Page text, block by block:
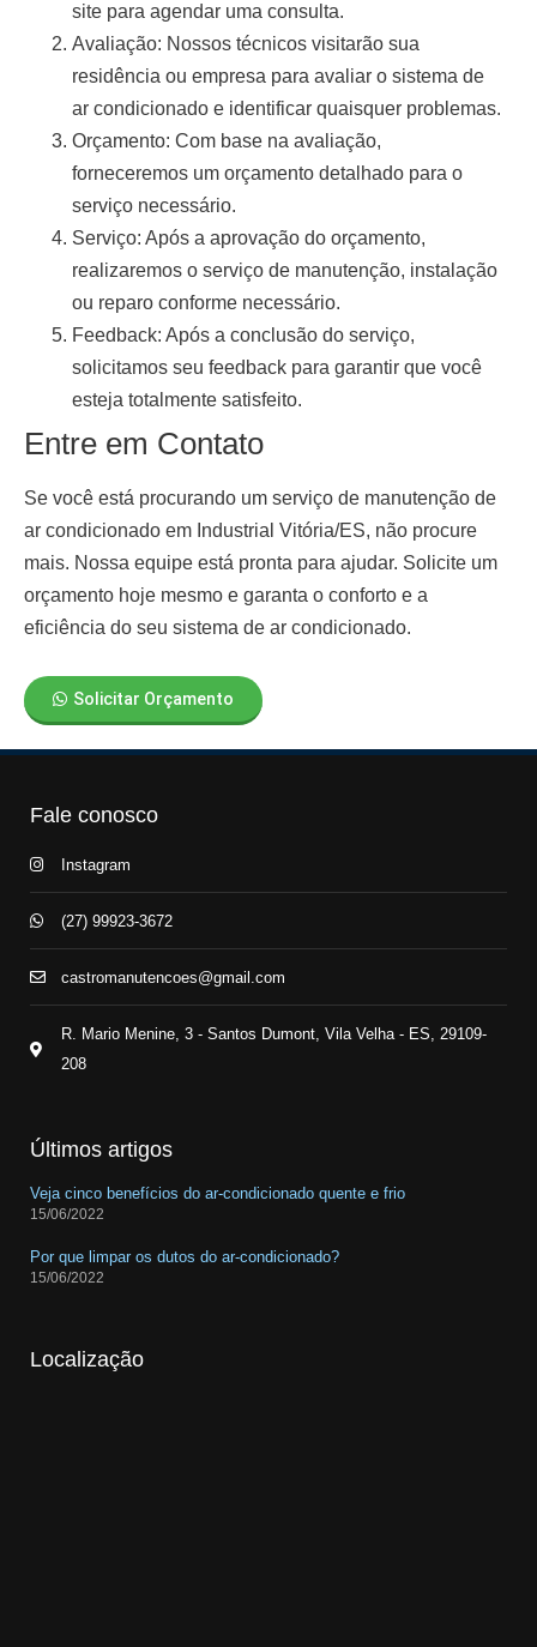
site para agendar uma consulta.
Avaliação: Nossos técnicos visitarão sua
residência ou empresa para avaliar o sistema de
ar condicionado e identificar quaisquer problemas.
Orçamento: Com base na avaliação,
forneceremos um orçamento detalhado para o
serviço necessário.
Serviço: Após a aprovação do orçamento,
realizaremos o serviço de manutenção, instalação
ou reparo conforme necessário.
Feedback: Após a conclusão do serviço,
solicitamos seu feedback para garantir que você
esteja totalmente satisfeito.
Entre em Contato
Se você está procurando um serviço de manutenção de
ar condicionado em Industrial Vitória/ES, não procure
mais. Nossa equipe está pronta para ajudar. Solicite um
orçamento hoje mesmo e garanta o conforto e a
eficiência do seu sistema de ar condicionado.
Solicitar Orçamento
Fale conosco
Instagram
(27) 99923-3672
castromanutencoes@gmail.com
R. Mario Menine, 3 - Santos Dumont, Vila Velha - ES, 29109-
208
Últimos artigos
Veja cinco benefícios do ar-condicionado quente e frio
15/06/2022
Por que limpar os dutos do ar-condicionado?
15/06/2022
Localização